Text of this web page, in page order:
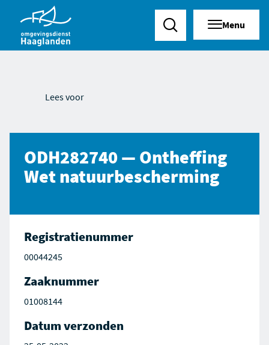
Zoeken Menu
Lees voor
ODH282740 — Ontheffing
Wet natuurbescherming
Registratienummer
00044245
Zaaknummer
01008144
Datum verzonden